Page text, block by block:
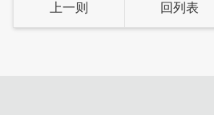
上一则 回列表